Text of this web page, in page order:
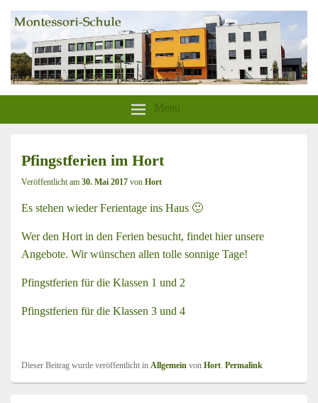
Montessori-Schule-Greifswald
Menu
Pfingstferien im Hort
Veröffentlicht am 30. Mai 2017 von Hort
Es stehen wieder Ferientage ins Haus 🙂
Wer den Hort in den Ferien besucht, findet hier unsere
Angebote. Wir wünschen allen tolle sonnige Tage!
Pfingstferien für die Klassen 1 und 2
Pfingstferien für die Klassen 3 und 4
Dieser Beitrag wurde veröffentlicht in Allgemein von Hort. Permalink